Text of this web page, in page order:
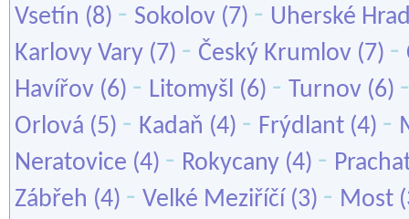
Vsetín (8) - Sokolov (7) - Uherské
Karlovy Vary (7) - Český Krumlov (7) -
Havířov (6) - Litomyšl (6) - Turnov (6)
Orlová (5) - Kadaň (4) - Frýdlant (4) -
Neratovice (4) - Rokycany (4) -
Zábřeh (4) - Velké Meziříčí (3) - Most